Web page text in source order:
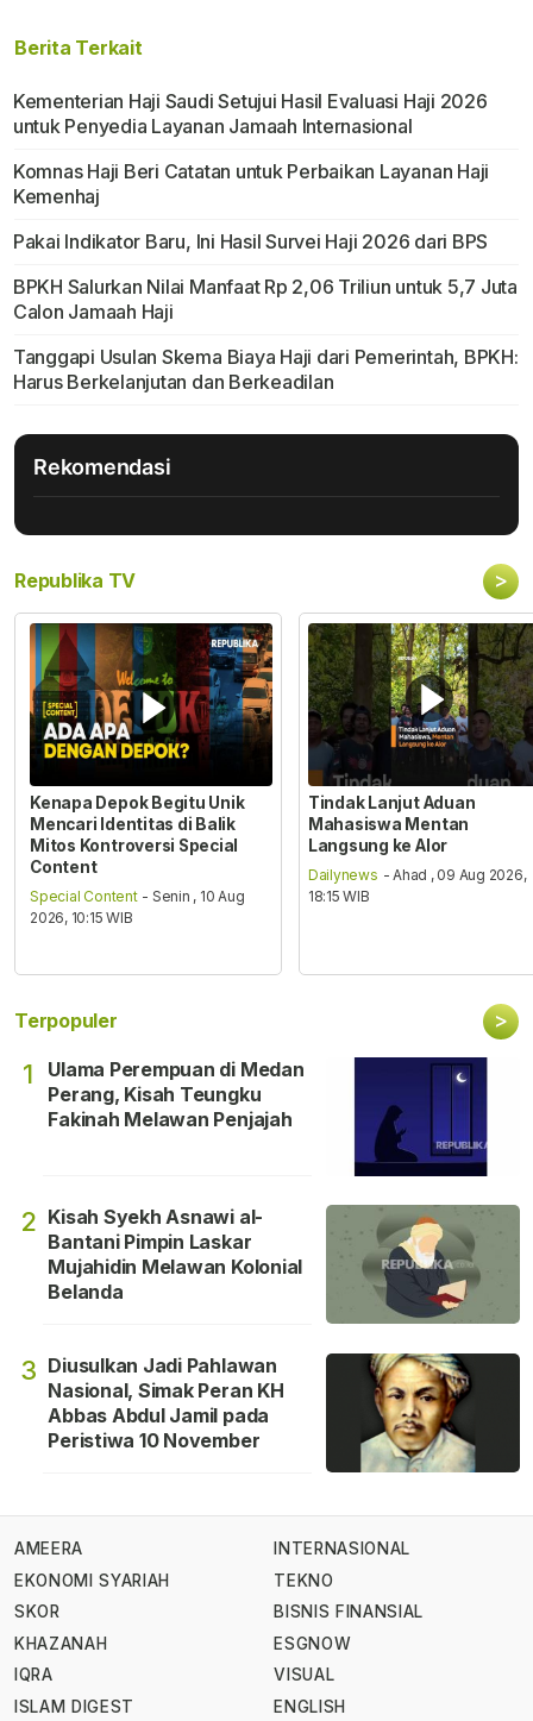
Berita Terkait
Kementerian Haji Saudi Setujui Hasil Evaluasi Haji 2026
untuk Penyedia Layanan Jamaah Internasional
Komnas Haji Beri Catatan untuk Perbaikan Layanan Haji
Kemenhaj
Pakai Indikator Baru, Ini Hasil Survei Haji 2026 dari BPS
BPKH Salurkan Nilai Manfaat Rp 2,06 Triliun untuk 5,7 Juta
Calon Jamaah Haji
Tanggapi Usulan Skema Biaya Haji dari Pemerintah, BPKH:
Harus Berkelanjutan dan Berkeadilan
Rekomendasi
Republika TV >
Kenapa Depok Begitu Unik
Mencari Identitas di Balik
Mitos Kontroversi Special
Content
Special Content - Senin , 10 Aug
2026, 10:15 WIB
Tindak Lanjut Aduan
Mahasiswa Mentan
Langsung ke Alor
Dailynews - Ahad , 09 Aug 2026,
18:15 WIB
Terpopuler >
1
Ulama Perempuan di Medan
Perang, Kisah Teungku
Fakinah Melawan Penjajah
2 Kisah Syekh Asnawi al-
Bantani Pimpin Laskar
Mujahidin Melawan Kolonial
Belanda
3 Diusulkan Jadi Pahlawan
Nasional, Simak Peran KH
Abbas Abdul Jamil pada
Peristiwa 10 November
AMEERA
EKONOMI SYARIAH
SKOR
KHAZANAH
IQRA
ISLAM DIGEST
INTERNASIONAL
TEKNO
BISNIS FINANSIAL
ESGNOW
VISUAL
ENGLISH